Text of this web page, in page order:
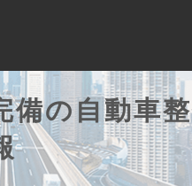
の自動車